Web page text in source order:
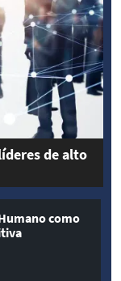
de alto
como